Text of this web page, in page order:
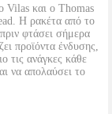
Vilas και ο Thomas
Η ρακέτα από το
φτάσει σήμερα
προϊόντα ένδυσης,
τις ανάγκες κάθε
να απολαύσει το